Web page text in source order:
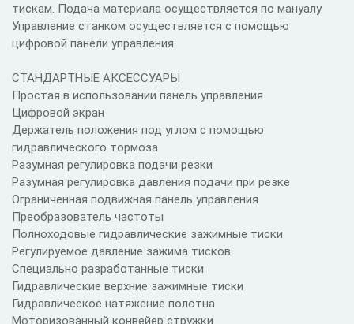
тискам. Подача материала осуществляется по мануалу.
Управление станком осуществляется с помощью
цифровой панели управления
СТАНДАРТНЫЕ АКСЕССУАРЫ
Простая в использовании панель управления
Цифровой экран
Держатель положения под углом с помощью
гидравлического тормоза
Разумная регулировка подачи резки
Разумная регулировка давления подачи при резке
Ограниченная подвижная панель управления
Преобразователь частоты
Полноходовые гидравлические зажимные тиски
Регулируемое давление зажима тисков
Специально разработанные тиски
Гидравлические верхние зажимные тиски
Гидравлическое натяжение полотна
Моторизованный конвейер стружки